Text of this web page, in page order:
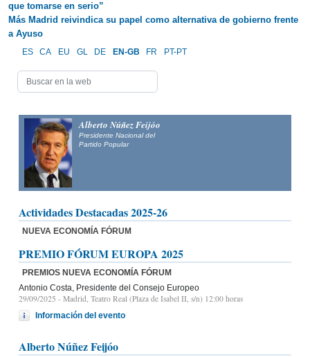
que tomarse en serio”
Más Madrid reivindica su papel como alternativa de gobierno frente
a Ayuso
ES CA EU GL DE EN-GB FR PT-PT
Alberto Núñez Feijóo
Presidente Nacional del
Partido Popular
Actividades Destacadas 2025-26
NUEVA ECONOMÍA FÓRUM
PREMIO FÓRUM EUROPA 2025
PREMIOS NUEVA ECONOMÍA FÓRUM
Antonio Costa, Presidente del Consejo Europeo
29/09/2025 - Madrid, Teatro Real (Plaza de Isabel II, s/n) 12:00 horas
Información del evento
Alberto Núñez Feijóo